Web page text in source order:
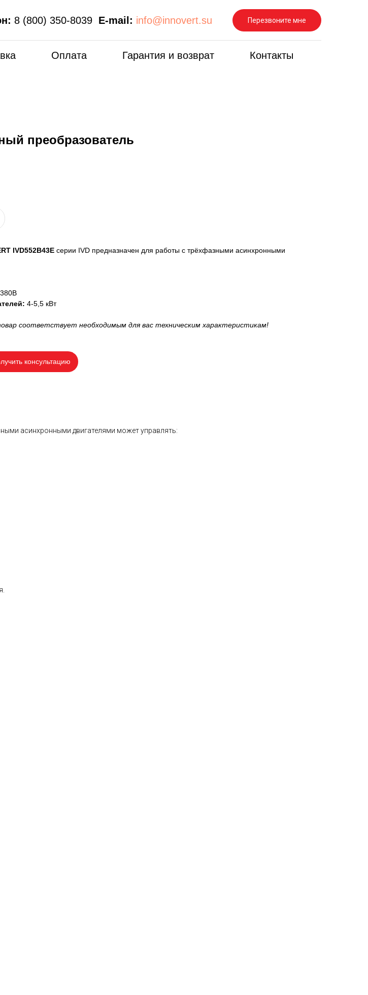
8 (800) 350-8039 E-mail: info@innovert.su Перезвоните мне
Оплата Гарантия и возврат Контакты
преобразователь
IVD552B43E серии IVD предназначен для работы с трёхфазными асинхронными
4-5,5 кВт
соответствует необходимым для вас техническим характеристикам!
консультацию
асинхронными двигателями может управлять: